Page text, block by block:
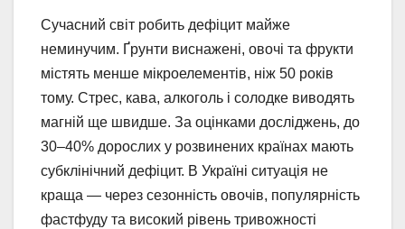
Сучасний світ робить дефіцит майже
неминучим. Ґрунти виснажені, овочі та фрукти
містять менше мікроелементів, ніж 50 років
тому. Стрес, кава, алкоголь і солодке виводять
магній ще швидше. За оцінками досліджень, до
30–40% дорослих у розвинених країнах мають
субклінічний дефіцит. В Україні ситуація не
краща — через сезонність овочів, популярність
фастфуду та високий рівень тривожності